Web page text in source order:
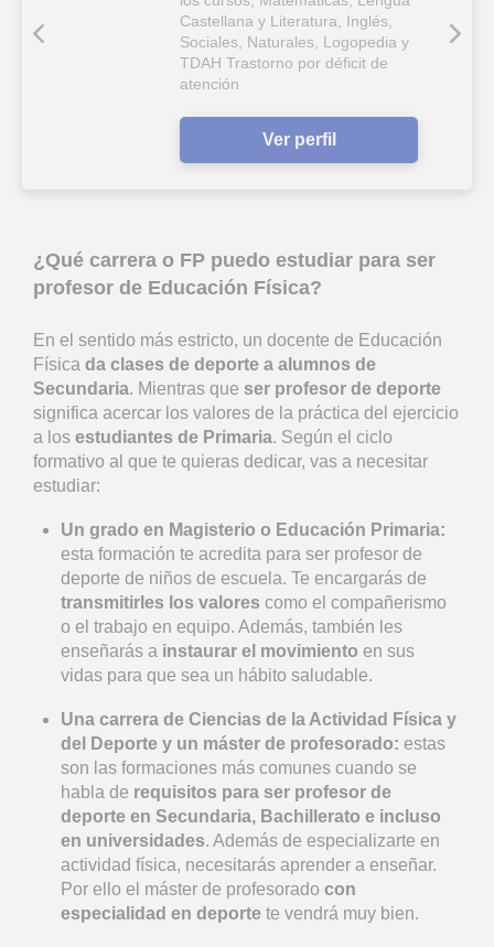
Castellana y Literatura, Inglés,
Sociales, Naturales, Logopedia y
TDAH Trastorno por déficit de
atención
Ver perfil
¿Qué carrera o FP puedo estudiar para ser
profesor de Educación Física?
En el sentido más estricto, un docente de Educación
Física da clases de deporte a alumnos de
Secundaria. Mientras que ser profesor de deporte
significa acercar los valores de la práctica del ejercicio
a los estudiantes de Primaria. Según el ciclo
formativo al que te quieras dedicar, vas a necesitar
estudiar:
Un grado en Magisterio o Educación Primaria:
esta formación te acredita para ser profesor de
deporte de niños de escuela. Te encargarás de
transmitirles los valores como el compañerismo
o el trabajo en equipo. Además, también les
enseñarás a instaurar el movimientoen sus
vidas para que sea un hábito saludable.
Una carrera de Ciencias de la Actividad Física y
del Deporte y un máster de profesorado:estas
son las formaciones más comunes cuando se
habla de requisitos para ser profesor de
deporte en Secundaria, Bachillerato e incluso
en universidades. Además de especializarte en
actividad física, necesitarás aprender a enseñar.
Por ello el máster de profesoradocon
especialidad en deporte te vendrá muy bien.